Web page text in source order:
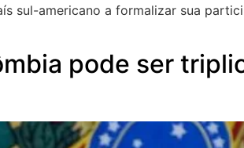
sul-americano a formalizar sua
pode ser